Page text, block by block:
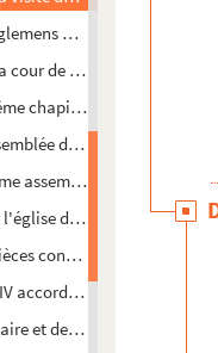
pour l'association
cour de Rome sur les
chapitre contre la
du clergé du comté
assemblée, convoquée
de Besançon, la
contenuës en ce
accordant dispense pour
et des chartes de